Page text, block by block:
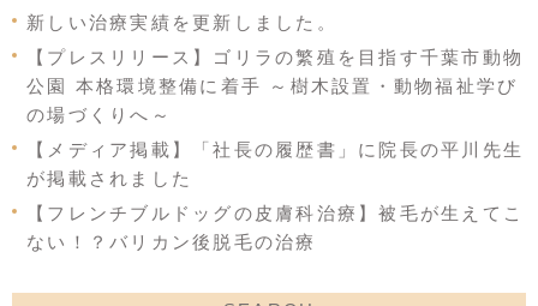
新しい治療実績を更新しました。
【プレスリリース】ゴリラの繁殖を目指す千葉市動物
公園 本格環境整備に着手 ～樹木設置・動物福祉学び
の場づくりへ～
【メディア掲載】「社長の履歴書」に院長の平川先生
が掲載されました
【フレンチブルドッグの皮膚科治療】被毛が生えてこ
ない！？バリカン後脱毛の治療